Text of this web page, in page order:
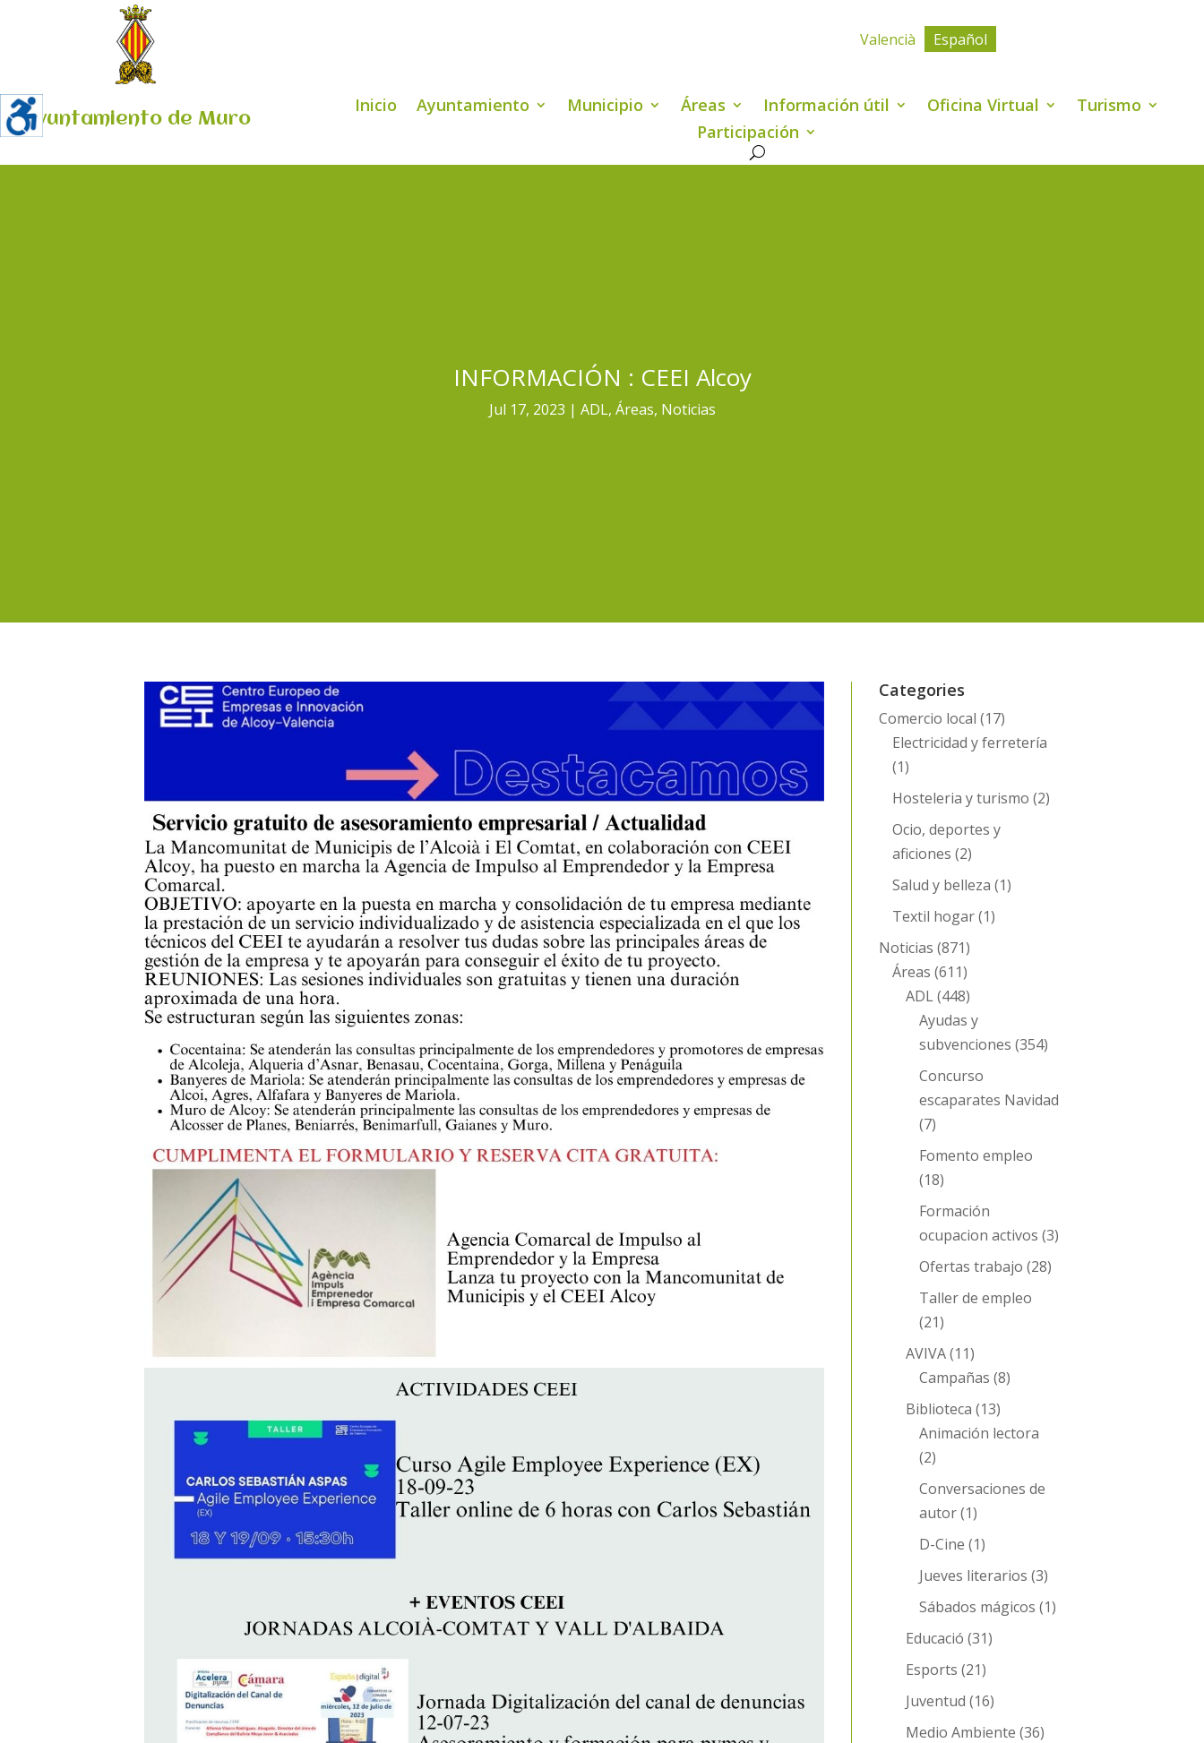
Ayuntamiento de Muro
Valencià Español
Inicio Ayuntamiento Municipio Áreas Información útil Oficina Virtual
Turismo
Participación
INFORMACIÓN : CEEI Alcoy
Jul 17, 2023 ADL, Áreas, Noticias
Categories
Comercio local (17)
Electricidad y ferretería
(1)
Hosteleria y turismo (2)
Ocio, deportes y
aficiones (2)
Salud y belleza (1)
Textil hogar(1)
Noticias (871)
Áreas (611)
ADL(448)
Ayudas y
subvenciones (354)
Concurso
escaparates Navidad
(7)
Fomento empleo
(18)
Formación
ocupacion activos (3)
Ofertas trabajo (28)
Taller de empleo
(21)
AVIVA(11)
Campañas (8)
Biblioteca (13)
Animación lectora
(2)
Conversaciones de
autor(1)
D-Cine (1)
Jueves literarios (3)
Sábados mágicos (1)
Educació (31)
Esports (21)
Juventud (16)
Medio Ambiente (36)